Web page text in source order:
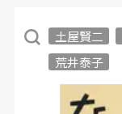
土屋賢二
荒井泰子